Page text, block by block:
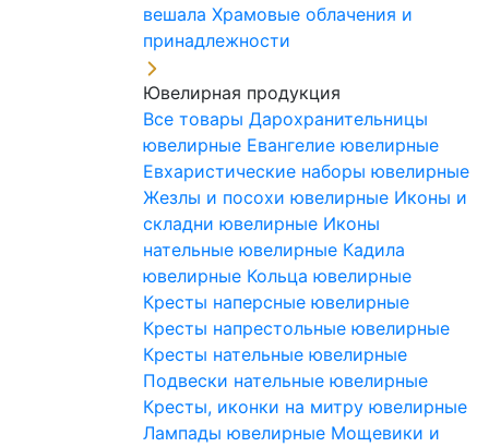
вешала Храмовые облачения и
принадлежности
Ювелирная продукция
Все товары Дарохранительницы
ювелирные Евангелие ювелирные
Евхаристические наборы ювелирные
Жезлы и посохи ювелирные Иконы и
складни ювелирные Иконы
нательные ювелирные Кадила
ювелирные Кольца ювелирные
Кресты наперсные ювелирные
Кресты напрестольные ювелирные
Кресты нательные ювелирные
Подвески нательные ювелирные
Кресты, иконки на митру ювелирные
Лампады ювелирные Мощевики и